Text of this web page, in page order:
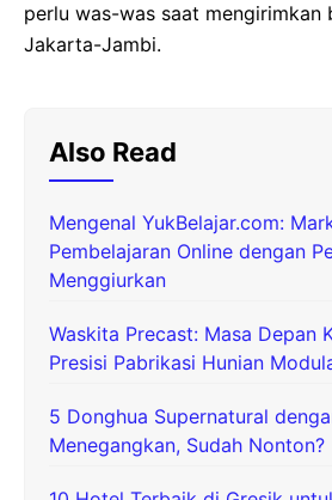
perlu was-was saat mengirimkan
Jakarta-Jambi.
Also Read
Mengenal YukBelajar.com:
Pembelajaran Online dengan
Menggiurkan
Waskita Precast: Masa Depan
Presisi Pabrikasi Hunian
5 Donghua Supernatural
Menegangkan, Sudah Nonton?